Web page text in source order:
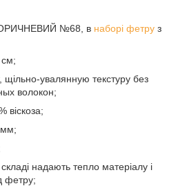
№68, в наборі фетру з
увалянную текстуру без
волокон;
віскоза;
надають тепло матеріалу і
фетру;